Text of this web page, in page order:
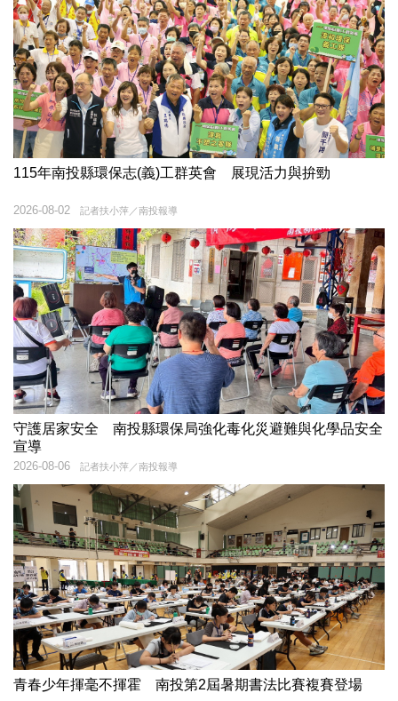
115年南投縣環保志(義)工群英會 展現活力與拚勁
記者扶小萍／南投報導
2026-08-02
守護居家安全 南投縣環保局強化毒化災避難與化學品安全
宣導
記者扶小萍／南投報導
2026-08-06
青春少年揮毫不揮霍 南投第2屆暑期書法比賽複賽登場